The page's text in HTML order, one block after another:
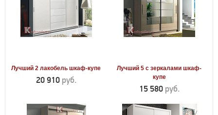
Лучший 2 лакобель шкаф-купе
20 910 руб.
Лучший 5 с зеркалами шкаф-
купе
15 580 руб.